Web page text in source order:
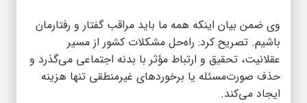
وی ضمن بیان اینکه همه ما باید مراقب گفتار و رفتارمان
باشیم. تصریح کرد: راه‌حل مشکلات کشور از مسیر
عقلانیت، تحقیق و ارتباط مؤثر با بدنه اجتماعی می‌گذرد و
حذف صورت‌مسئله یا برخوردهای غیرمنطقی تنها هزینه
ایجاد می‌کند.